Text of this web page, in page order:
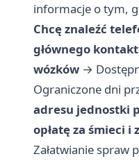
informacje o tym,
Chcę znaleźć
głównego
wózków →
Ograniczone dni
adresu jednostki
opłatę za śmieci i
Załatwianie spraw